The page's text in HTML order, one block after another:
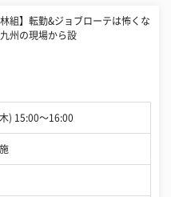
林組】転勤&ジョブローテは怖くな
州の現場から設
) 15:00〜16:00